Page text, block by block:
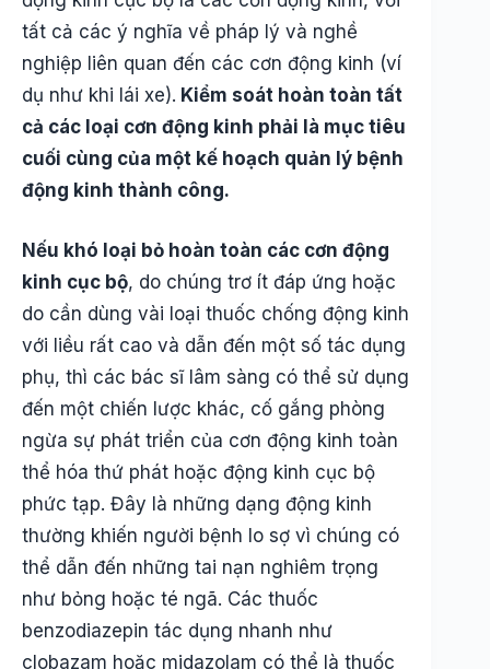
tất cả các ý nghĩa về pháp lý và nghề
nghiệp liên quan đến các cơn động kinh (ví
dụ như khi lái xe). Kiểm soát hoàn toàn tất
cả các loại cơn động kinh phải là mục tiêu
cuối cùng của một kế hoạch quản lý bệnh
động kinh thành công.
Nếu khó loại bỏ hoàn toàn các cơn động
kinh cục bộ, do chúng trơ ít đáp ứng hoặc
do cần dùng vài loại thuốc chống động kinh
với liều rất cao và dẫn đến một số tác dụng
phụ, thì các bác sĩ lâm sàng có thể sử dụng
đến một chiến lược khác, cố gắng phòng
ngừa sự phát triển của cơn động kinh toàn
thể hóa thứ phát hoặc động kinh cục bộ
phức tạp. Đây là những dạng động kinh
thường khiến người bệnh lo sợ vì chúng có
thể dẫn đến những tai nạn nghiêm trọng
như bỏng hoặc té ngã. Các thuốc
benzodiazepin tác dụng nhanh như
clobazam hoặc midazolam có thể là thuốc